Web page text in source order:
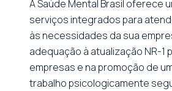
A Saúde Mental Brasil oferece
serviços integrados para
às necessidades da sua
adequação à atualização NR-1
empresas e na promoção de
trabalho psicologicamente